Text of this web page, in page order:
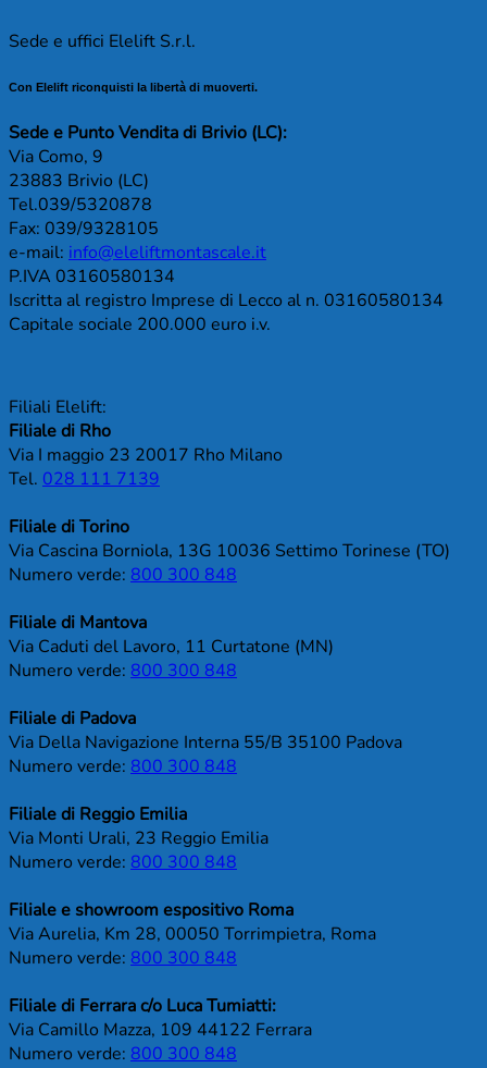
Sede e uffici Elelift S.r.l.
Con Elelift riconquisti la libertà di muoverti.
Sede e Punto Vendita di Brivio (LC):
Via Como, 9
23883 Brivio (LC)
Tel.039/5320878
Fax: 039/9328105
e-mail: info@eleliftmontascale.it
P.IVA 03160580134
Iscritta al registro Imprese di Lecco al n. 03160580134
Capitale sociale 200.000 euro i.v.
Filiali Elelift:
Filiale di Rho
Via I maggio 23 20017 Rho Milano
Tel. 028 111 7139
Filiale di Torino
Via Cascina Borniola, 13G 10036 Settimo Torinese (TO)
Numero verde: 800 300 848
Filiale di Mantova
Via Caduti del Lavoro, 11 Curtatone (MN)
Numero verde: 800 300 848
Filiale di Padova
Via Della Navigazione Interna 55/B 35100 Padova
Numero verde: 800 300 848
Filiale di Reggio Emilia
Via Monti Urali, 23 Reggio Emilia
Numero verde: 800 300 848
Filiale e showroom espositivo Roma
Via Aurelia, Km 28, 00050 Torrimpietra, Roma
Numero verde: 800 300 848
Filiale di Ferrara c/o Luca Tumiatti:
Via Camillo Mazza, 109 44122 Ferrara
Numero verde: 800 300 848